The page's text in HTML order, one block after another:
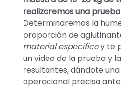
realizaremos una
Determinaremos la
proporción de
material específicoy te
un video de la prueba y
resultantes, dándote
operacional precisa